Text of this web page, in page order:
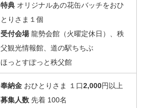
特典 オリジナルあの花缶バッチをおひ
とりさま１個
受付会場龍勢会館（火曜定休日）、秩
父観光情報館、道の駅ちちぶ
ほっとすぽっと秩父館
奉納金 おひとりさま １口2,000円以上
募集人数 先着 100名